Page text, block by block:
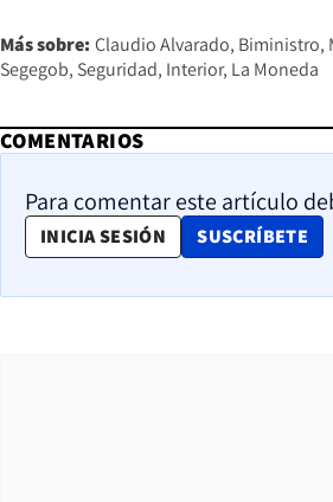
Más sobre: Claudio Alvarado Biministro
Segegob Seguridad Interior La Moneda
COMENTARIOS
Para comentar este artículo
INICIA SESIÓN SUSCRÍBETE
OPENS IN NEW